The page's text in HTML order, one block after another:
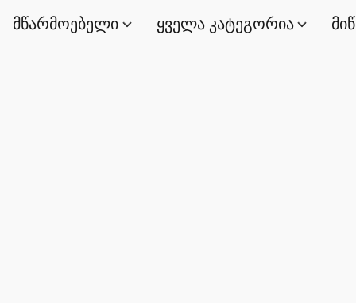
მწარმოებელი ყველა კატეგორია